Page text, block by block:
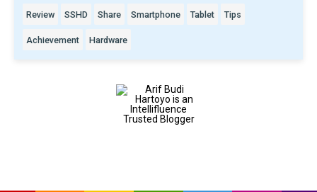
Review SSHD Share Smartphone Tablet Tips
Achievement Hardware